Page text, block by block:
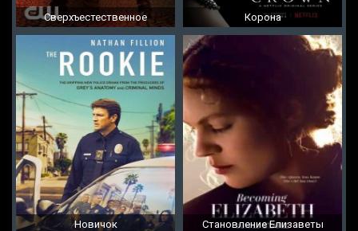
Сверхъестественное Корона
Новичок Становление Елизаветы